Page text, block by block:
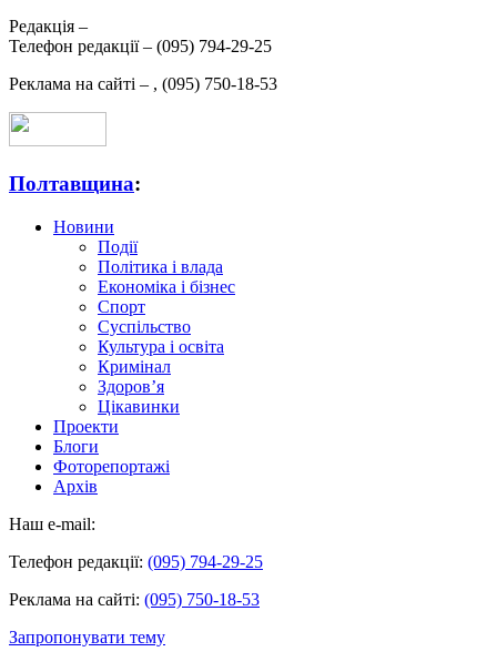
Редакція –
Телефон редакції – (095) 794-29-25
Реклама на сайті – , (095) 750-18-53
Полтавщина:
Новини
Події
Політика і влада
Економіка і бізнес
Спорт
Суспільство
Культура і освіта
Кримінал
Здоров’я
Цікавинки
Проекти
Блоги
Фоторепортажі
Архів
Наш e-mail:
Телефон редакції: (095) 794-29-25
Реклама на сайті: (095) 750-18-53
Запропонувати тему